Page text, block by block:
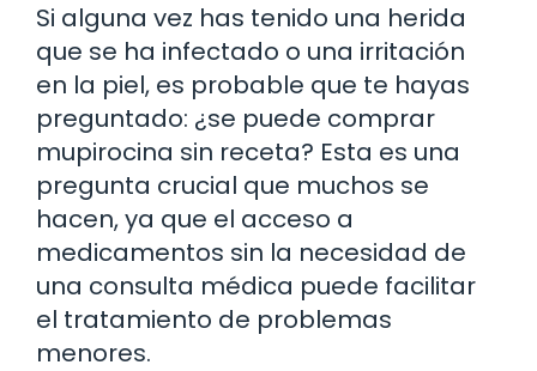
Si alguna vez has tenido una herida
que se ha infectado o una irritación
en la piel, es probable que te hayas
preguntado: ¿se puede comprar
mupirocina sin receta? Esta es una
pregunta crucial que muchos se
hacen, ya que el acceso a
medicamentos sin la necesidad de
una consulta médica puede facilitar
el tratamiento de problemas
menores.